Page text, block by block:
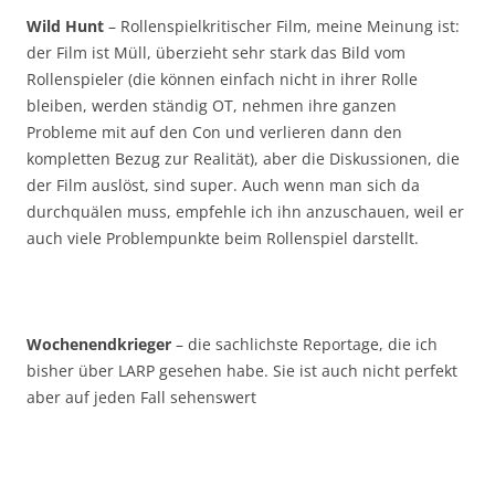
Wild Hunt – Rollenspielkritischer Film, meine Meinung ist:
der Film ist Müll, überzieht sehr stark das Bild vom
Rollenspieler (die können einfach nicht in ihrer Rolle
bleiben, werden ständig OT, nehmen ihre ganzen
Probleme mit auf den Con und verlieren dann den
kompletten Bezug zur Realität), aber die Diskussionen, die
der Film auslöst, sind super. Auch wenn man sich da
durchquälen muss, empfehle ich ihn anzuschauen, weil er
auch viele Problempunkte beim Rollenspiel darstellt.
Wochenendkrieger – die sachlichste Reportage, die ich
bisher über LARP gesehen habe. Sie ist auch nicht perfekt
aber auf jeden Fall sehenswert